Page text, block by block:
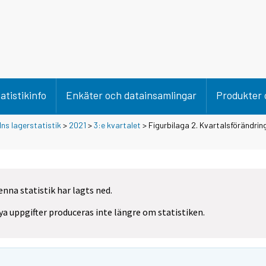
Enkäter och datainsamlingar Produkter
lagerstatistik > 2021 >3:e kvartalet > Figurbilaga 2.
statistik har lagts ned.
uppgifter produceras inte längre om statistiken.